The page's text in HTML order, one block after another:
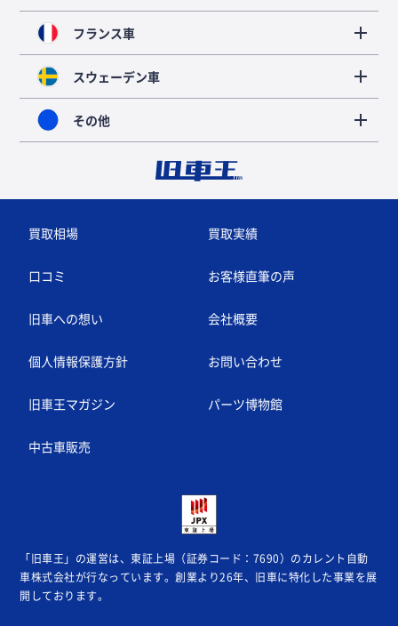
フランス車
スウェーデン車
その他
買取相場 買取実績
口コミ お客様直筆の声
旧車への想い 会社概要
個人情報保護方針 お問い合わせ
旧車王マガジン パーツ博物館
中古車販売
「旧車王」の運営は、東証上場（証券コード：7690）のカレント自動
車株式会社が行なっています。創業より26年、旧車に特化した事業を展
開しております。